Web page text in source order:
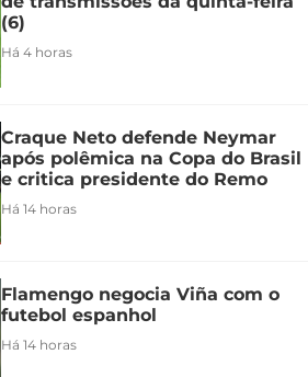
(6)
Há 4 horas
Craque Neto defende Neymar
após polêmica na Copa do Brasil
e critica presidente do Remo
Há 14 horas
Flamengo negocia Viña com o
futebol espanhol
Há 14 horas